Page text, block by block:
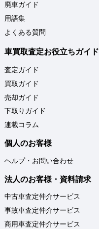
廃車ガイド
用語集
よくある質問
車買取査定お役立ちガイド
査定ガイド
買取ガイド
売却ガイド
下取りガイド
連載コラム
個人のお客様
ヘルプ・お問い合わせ
法人のお客様・資料請求
中古車査定仲介サービス
事故車査定仲介サービス
商用車査定仲介サービス